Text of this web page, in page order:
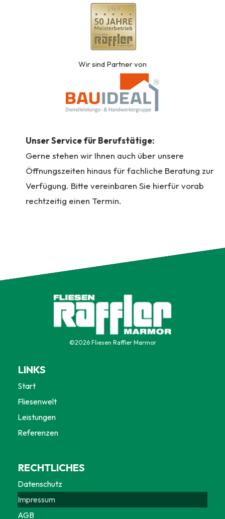
Wir sind Partner von
Unser Service für Berufstätige:
Gerne stehen wir Ihnen auch über unsere
Öffnungszeiten hinaus für fachliche Beratung zur
Verfügung. Bitte vereinbaren Sie hierfür vorab
rechtzeitig einen Termin.
©2026Fliesen Raffler Marmor
LINKS
Start
Fliesenwelt
Leistungen
Referenzen
RECHTLICHES
Datenschutz
Impressum
AGB